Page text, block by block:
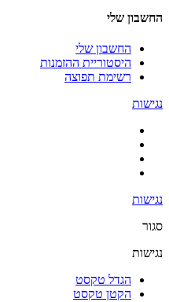
החשבון שלי
החשבון שלי
היסטוריית ההזמנות
רשימת תפוצה
נגישות
נגישות
סגור
נגישות
הגדל טקסט
הקטן טקסט